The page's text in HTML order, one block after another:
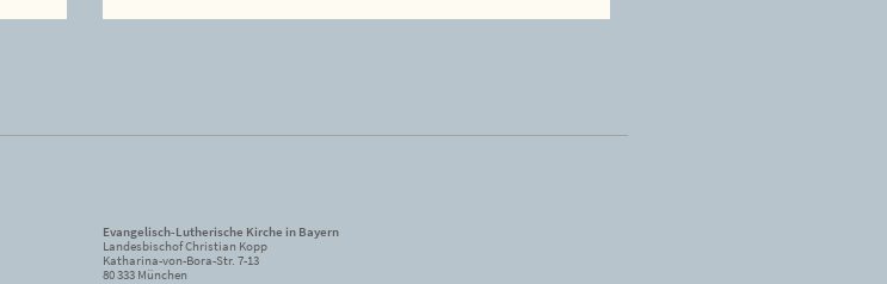
Evangelisch-Lutherische Kirche in Bayern
Landesbischof Christian Kopp
Katharina-von-Bora-Str. 7-13
80 333 München